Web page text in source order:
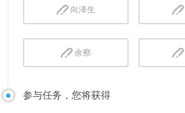
向泽生
余察
参与任务，您将获得